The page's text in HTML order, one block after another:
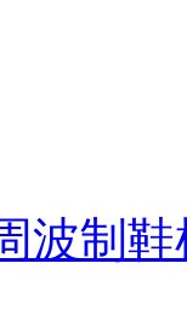
波制鞋